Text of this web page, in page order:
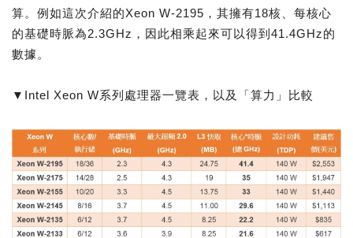
算。例如這次介紹的Xeon W-2195，其擁有18核、每核心
的基礎時脈為2.3GHz，因此相乘起來可以得到41.4GHz的
數據。
▼Intel Xeon W系列處理器一覽表，以及「算力」比較